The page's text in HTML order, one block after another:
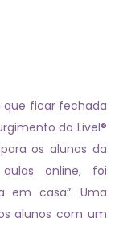
ficar fechada
da Livel®
os alunos da
online, foi
em casa”. Uma
alunos com um